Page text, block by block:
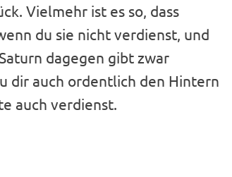
Vielmehr ist es so, dass
du sie nicht verdienst, und
dagegen gibt zwar
dir auch ordentlich den Hintern
auch verdienst.